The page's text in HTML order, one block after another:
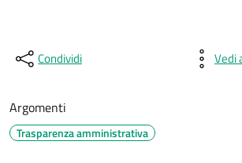
Condividi Vedi
Argomenti
Trasparenza amministrativa